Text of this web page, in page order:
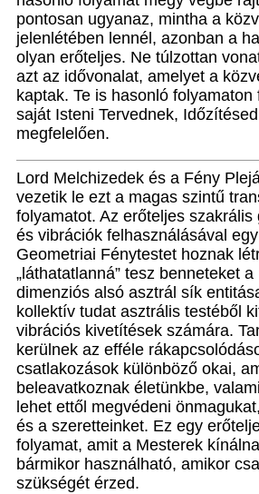
pontosan ugyanaz, mintha a
jelenlétében lennél, azonban a
olyan erőteljes. Ne túlzottan
azt az idővonalat, amelyet a
kaptak. Te is hasonló
saját Isteni Tervednek,
megfelelően.
Lord Melchizedek és a Fény
vezetik le ezt a magas szintű
folyamatot. Az erőteljes
és vibrációk felhasználásával
Geometriai Fénytestet hoznak
„láthatatlanná” tesz benneteket
dimenziós alsó asztrál sík
kollektív tudat asztrális testéből
vibrációs kivetítések számára.
kerülnek az efféle
csatlakozások különböző okai,
beleavatkoznak életünkbe,
lehet ettől megvédeni
és a szeretteinket. Ez egy
folyamat, amit a Mesterek
bármikor használható, amikor
szükségét érzed.